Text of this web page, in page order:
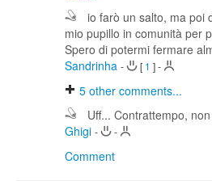
io farò un salto, ma poi
mio pupillo in comunità per
Spero di potermi fermare
Sandrinha - [ 1 ]-
5 other comments...
Uff... Contrattempo,
Ghigi - -
Comment